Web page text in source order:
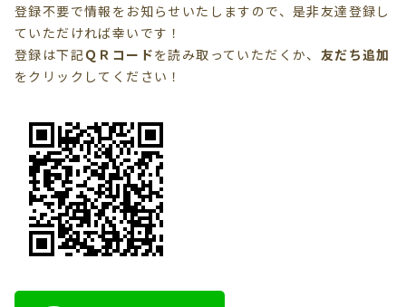
登録不要で情報を お知らせいたしますので、是非友達登録し
ていただければ幸いです！
登録は下記ＱＲコードを読み取っていただくか、 友だち追加
をクリック してください！